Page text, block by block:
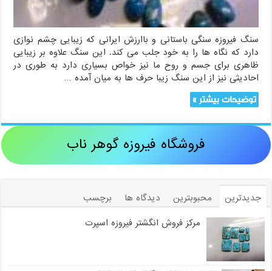
سنگ فیروزه سنگی باستانی و باارزش ایرانی که زیبایی چشم نوازی
دارد که نگاه ها را به خود جلب می کند. این سنگ علاوه بر زیبایی
ظاهری برای جسم و روح ما نیز خواص بسیاری دارد به طوری در
احادیثی نیز از این سنگ زیبا حرف ها به میان آمده …
توضیحات بیشتر »
فروشگاه فیروزه گوهر ناب
جدیدترین محبوبترین دیدگاه ها
برچسب
مرکز فروش انگشتر فیروزه اسپرت